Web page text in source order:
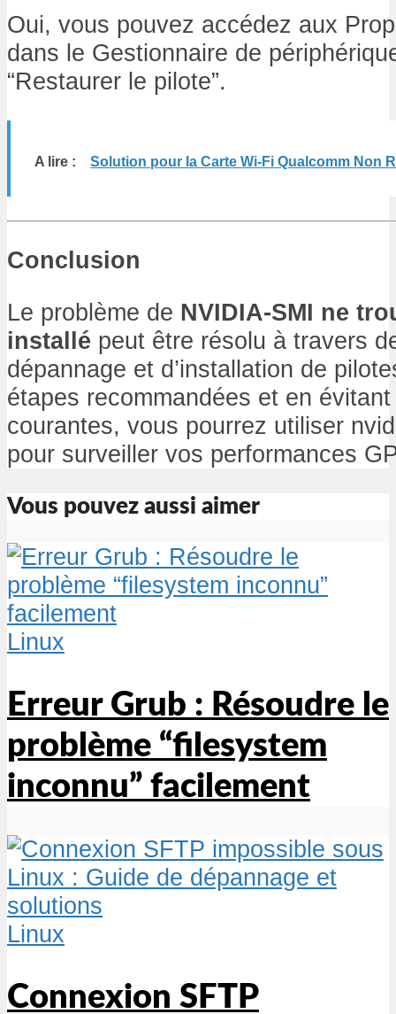
Oui, vous pouvez accédez aux
dans le Gestionnaire de
“Restaurer le pilote”.
A lire : Solution pour la Carte Wi-Fi Qualcomm Non
Conclusion
Le problème de NVIDIA-SMI ne
installé peut être résolu à travers
dépannage et d’installation de
étapes recommandées et en
courantes, vous pourrez utiliser
pour surveiller vos performances
Vous pouvez aussi aimer
Linux
Erreur Grub : Résoudre le
problème “filesystem
inconnu” facilement
Linux
Connexion SFTP